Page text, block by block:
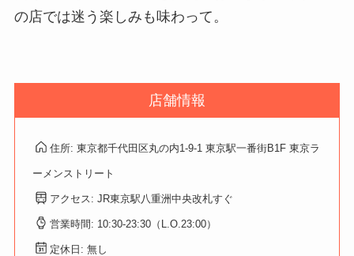
の店では迷う楽しみも味わって。
店舗情報
住所: 東京都千代田区丸の内1-9-1 東京駅一番街B1F 東京ラ
ーメンストリート
アクセス: JR東京駅八重洲中央改札すぐ
営業時間: 10:30-23:30（L.O.23:00）
定休日: 無し